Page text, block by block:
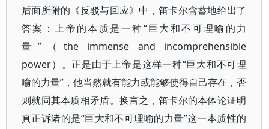
后面所附的《反驳与回应》中，笛卡尔含蓄地给出了
答案：上帝的本质是一种“巨大和不可理喻的力
量”（the immense and incomprehensible
power）。正是由于上帝是这样一种“巨大和不可理
喻的力量”，他当然就有能力或能够使得自己存在，否
则就同其本质相矛盾。换言之，笛卡尔的本体论证明
真正诉诸的是“巨大和不可理喻的力量”这一本质性的